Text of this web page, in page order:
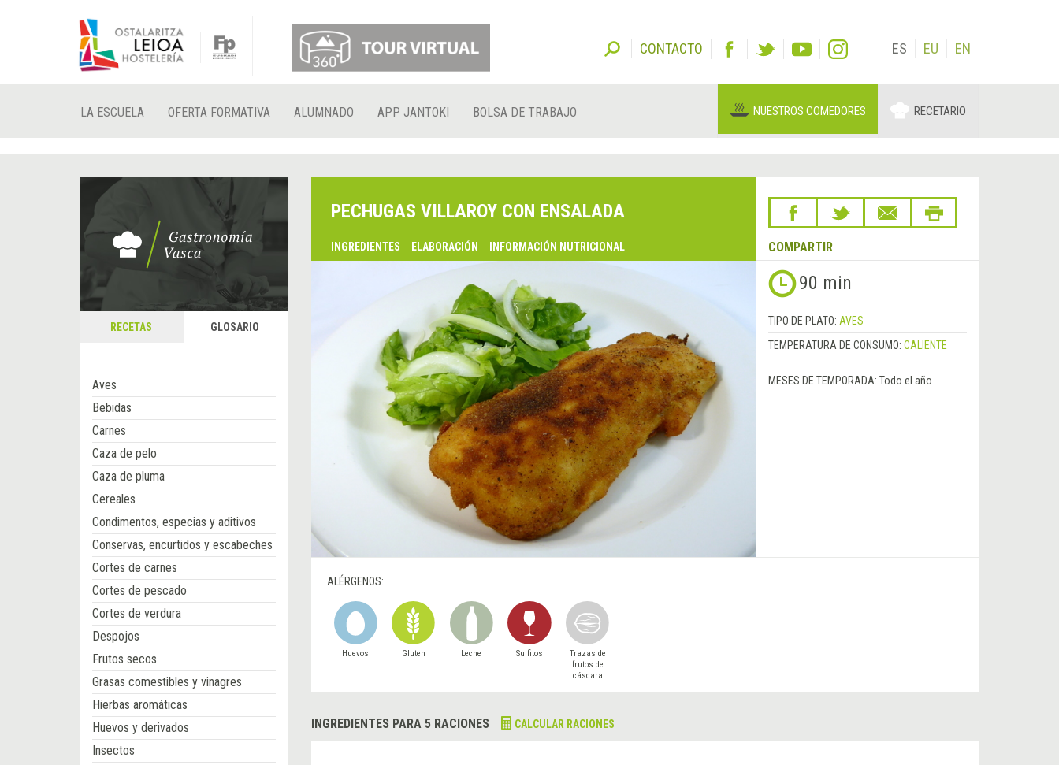
CONTACTO ES EU EN
LA ESCUELA OFERTA FORMATIVA ALUMNADO APP JANTOKI BOLSA DE TRABAJO NUESTROS COMEDORES RECETARIO
RECETAS GLOSARIO
Aves
Bebidas
Carnes
Caza de pelo
Caza de pluma
Cereales
Condimentos, especias y aditivos
Conservas, encurtidos y escabeches
Cortes de carnes
Cortes de pescado
Cortes de verdura
Despojos
Frutos secos
Grasas comestibles y vinagres
Hierbas aromáticas
Huevos y derivados
Insectos
PECHUGAS VILLAROY CON ENSALADA
INGREDIENTES ELABORACIÓN INFORMACIÓN NUTRICIONAL COMPARTIR
90 min
TIPO DE PLATO: AVES
TEMPERATURA DE CONSUMO: CALIENTE
MESES DE TEMPORADA: Todo el año
ALÉRGENOS:
Huevos Gluten Leche Sulfitos
Trazas de
frutos de
cáscara
INGREDIENTES PARA 5 RACIONES CALCULAR RACIONES